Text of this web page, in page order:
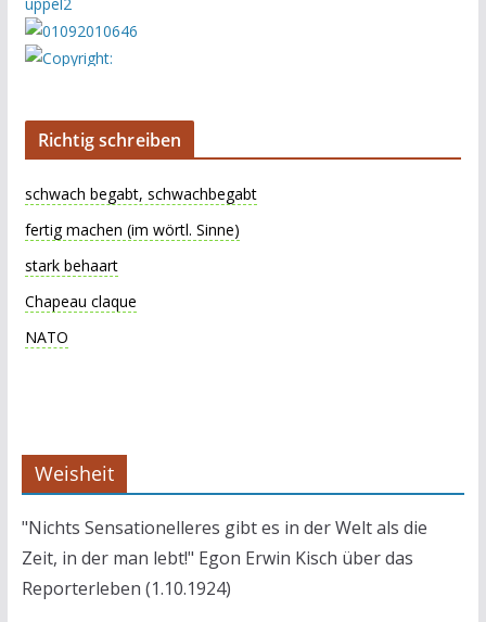
Richtig schreiben
schwach begabt, schwachbegabt
fertig machen (im wörtl. Sinne)
stark behaart
Chapeau claque
NATO
Weisheit
"Nichts Sensationelleres gibt es in der Welt als die
Zeit, in der man lebt!" Egon Erwin Kisch über das
Reporterleben (1.10.1924)